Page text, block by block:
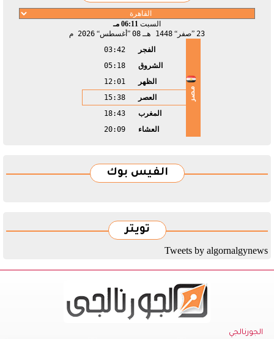
السبت 06:11 مـ
23
صفر 1448 هـ 08 أغسطس 2026 م
مصر
الفجر
03:42
الشروق
05:18
الظهر
12:01
العصر
15:38
المغرب
18:43
العشاء
20:09
الفيس بوك
تويتر
Tweets by algornalgynews
الجورنالجي